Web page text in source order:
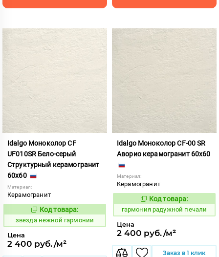
Idalgo Моноколор CF
UF010SR Бело-серый
Структурный керамогранит
60x60
Материал:
Керамогранит
445516
Код товара:
звезда нежной гармонии
Цена
2 400 руб./м²
Idalgo Моноколор CF-00 SR
Аворио керамогранит 60x60
Материал:
Керамогранит
275195
Код товара:
гармония радужной печали
Цена
2 400 руб./м²
Заказ в 1 клик